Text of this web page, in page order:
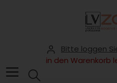
Bitte loggen
in den Warenkorb